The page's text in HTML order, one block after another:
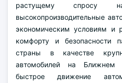
растущему спросу
высокопроизводительные
экономическим условиям и
комфорту и безопасности
страны в качестве
автомобилей на Ближнем
быстрое движение